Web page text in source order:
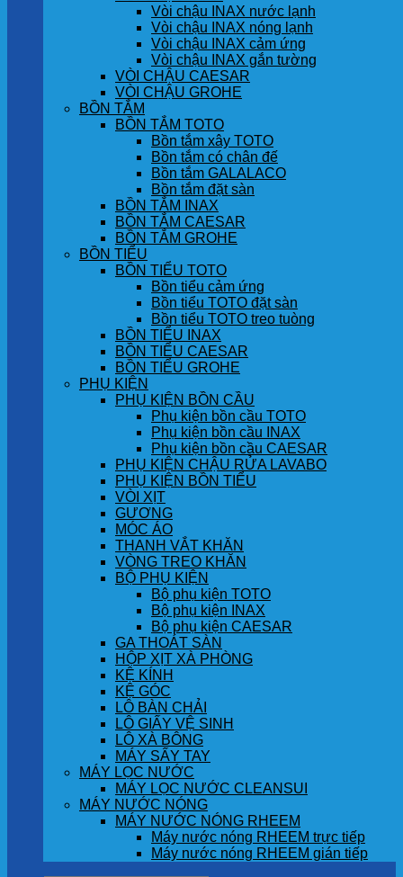
Vòi chậu INAX nước lạnh
Vòi chậu INAX nóng lạnh
Vòi chậu INAX cảm ứng
Vòi chậu INAX gắn tường
VÒI CHẬU CAESAR
VÒI CHẬU GROHE
BỒN TẮM
BỒN TẮM TOTO
Bồn tắm xây TOTO
Bồn tắm có chân đế
Bồn tắm GALALACO
Bồn tắm đặt sàn
BỒN TẮM INAX
BỒN TẮM CAESAR
BỒN TẮM GROHE
BỒN TIỂU
BỒN TIỂU TOTO
Bồn tiểu cảm ứng
Bồn tiểu TOTO đặt sàn
Bồn tiểu TOTO treo tuòng
BỒN TIỂU INAX
BỒN TIỂU CAESAR
BỒN TIỂU GROHE
PHỤ KIỆN
PHỤ KIỆN BỒN CẦU
Phụ kiện bồn cầu TOTO
Phụ kiện bồn cầu INAX
Phụ kiện bồn cầu CAESAR
PHỤ KIỆN CHẬU RỬA LAVABO
PHỤ KIỆN BỒN TIỂU
VÒI XỊT
GƯƠNG
MÓC ÁO
THANH VẮT KHĂN
VÒNG TREO KHĂN
BỘ PHỤ KIỆN
Bộ phụ kiện TOTO
Bộ phụ kiện INAX
Bộ phụ kiện CAESAR
GA THOÁT SÀN
HỘP XỊT XÀ PHÒNG
KỆ KÍNH
KỆ GÓC
LÔ BÀN CHẢI
LÔ GIẤY VỆ SINH
LÔ XÀ BÔNG
MÁY SẤY TAY
MÁY LỌC NƯỚC
MÁY LỌC NƯỚC CLEANSUI
MÁY NƯỚC NÓNG
MÁY NƯỚC NÓNG RHEEM
Máy nước nóng RHEEM trực tiếp
Máy nước nóng RHEEM gián tiếp